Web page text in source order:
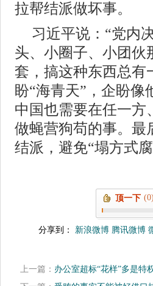
拉帮结派做坏事。
习近平说：“党内
头、小圈子、小团伙
套，搞这种东西总有
盼“海青天”，企盼
中国也需要在任一方
做蝇营狗苟的事。最
结派，避免“塌方式腐
顶一下 (0)
分享到： 新浪微博 腾讯微博
上一篇： 办公室超标“花样”多是特